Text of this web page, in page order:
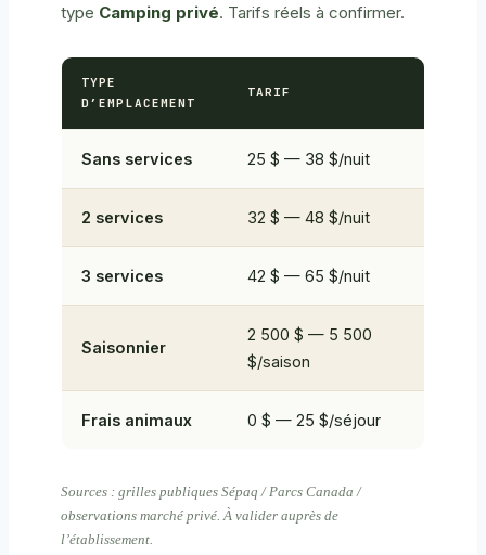
type Camping privé. Tarifs réels à confirmer.
TYPE
D’EMPLACEMENT
TARIF
Sans services 25 $ — 38 $/nuit
2 services 32 $ — 48 $/nuit
3 services 42 $ — 65 $/nuit
Saisonnier
2 500 $ — 5 500
$/saison
Frais animaux 0 $ — 25 $/séjour
Sources : grilles publiques Sépaq / Parcs Canada /
observations marché privé. À valider auprès de
l’établissement.